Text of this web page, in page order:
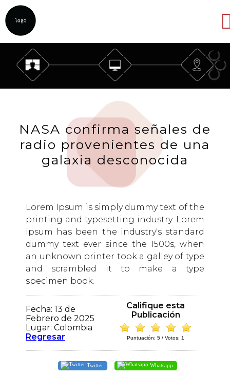
NASA confirma señales de
radio provenientes de una
galaxia desconocida
Lorem Ipsum is simply dummy text of the
printing and typesetting industry. Lorem
Ipsum has been the industry's standard
dummy text ever since the 1500s, when
an unknown printer took a galley of type
and scrambled it to make a type
specimen book.
Fecha: 13 de
Febrero de 2025
Lugar: Colombia
Regresar
Califique esta
Publicación
Puntuación: 5 / Votos: 1
Twitter Whatsapp